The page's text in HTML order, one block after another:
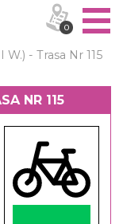
W.) - Trasa Nr 115
NR 115
0